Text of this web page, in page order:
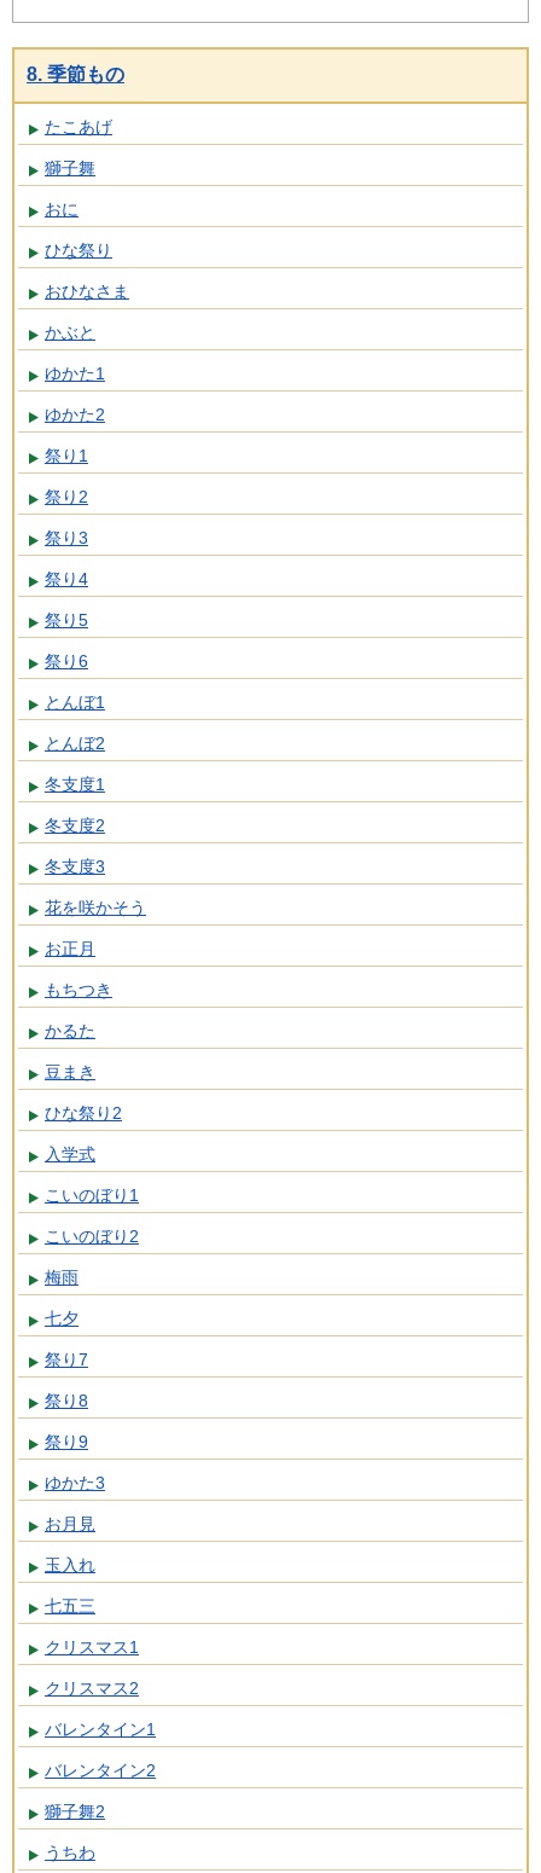
8. 季節もの
たこあげ
獅子舞
おに
ひな祭り
おひなさま
かぶと
ゆかた1
ゆかた2
祭り1
祭り2
祭り3
祭り4
祭り5
祭り6
とんぼ1
とんぼ2
冬支度1
冬支度2
冬支度3
花を咲かそう
お正月
もちつき
かるた
豆まき
ひな祭り2
入学式
こいのぼり1
こいのぼり2
梅雨
七夕
祭り7
祭り8
祭り9
ゆかた3
お月見
玉入れ
七五三
クリスマス1
クリスマス2
バレンタイン1
バレンタイン2
獅子舞2
うちわ